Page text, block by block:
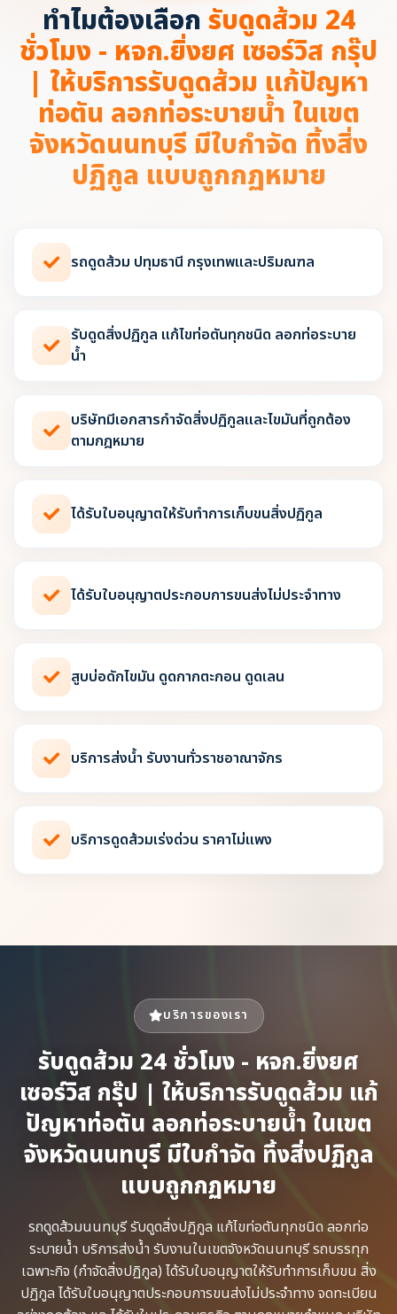
ทำไมต้องเลือกรับดูดส้วม 24
ชั่วโมง - หจก.ยิ่งยศ เซอร์วิส กรุ๊ป
| ให้บริการรับดูดส้วม แก้ปัญหา
ท่อตัน ลอกท่อระบายน้ำ ในเขต
จังหวัดนนทบุรี มีใบกำจัด ทิ้งสิ่ง
ปฏิกูล แบบถูกกฏหมาย
รถดูดส้วม ปทุมธานี กรุงเทพและปริมณฑล
รับดูดสิ่งปฏิกูล แก้ไขท่อตันทุกชนิด ลอกท่อระบาย
น้ำ
บริษัทมีเอกสารกำจัดสิ่งปฏิกูลและไขมันที่ถูกต้อง
ตามกฎหมาย
ได้รับใบอนุญาตให้รับทำการเก็บขนสิ่งปฏิกูล
ได้รับใบอนุญาตประกอบการขนส่งไม่ประจำทาง
สูบบ่อดักไขมัน ดูดกากตะกอน ดูดเลน
บริการส่งน้ำ รับงานทั่วราชอาณาจักร
บริการดูดส้วมเร่งด่วน ราคาไม่แพง
บริการของเรา
รับดูดส้วม 24 ชั่วโมง - หจก.ยิ่งยศ
เซอร์วิส กรุ๊ป | ให้บริการรับดูดส้วม แก้
ปัญหาท่อตัน ลอกท่อระบายน้ำ ในเขต
จังหวัดนนทบุรี มีใบกำจัด ทิ้งสิ่งปฏิกูล
แบบถูกกฏหมาย
รถดูดส้วม​นนทบุรี รับดูดสิ่งปฏิกูล​ แก้ไขท่อตันทุกชนิด​ ลอกท่อ
ระบายน้ำ​ บริการส่งน้ำ รับงานในเขตจังหวัดนนทบุรี รถบรรทุก
เฉพาะกิจ​ (กำจัดสิ่งปฏิกูล)​ ได้รับใบอนุญาตให้รับทำการเก็บขน​ สิ่ง
ปฏิกูล ได้รับใบอนุญาตประกอบการขนส่งไม่ประจำทาง จดทะเบียน